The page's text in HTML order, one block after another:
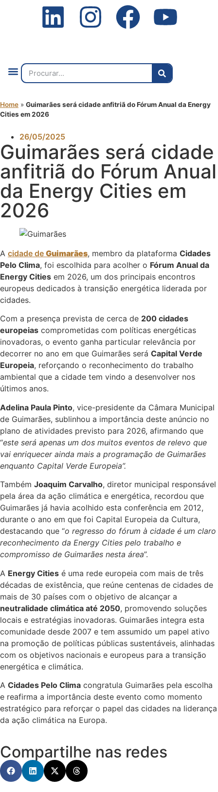
Home » Guimarães será cidade anfitriã do Fórum Anual da Energy
Cities em 2026
26/05/2025
Guimarães será cidade
anfitriã do Fórum Anual
da Energy Cities em
2026
A cidade de Guimarães, membro da plataforma Cidades
Pelo Clima, foi escolhida para acolher o Fórum Anual da
Energy Cities em 2026, um dos principais encontros
europeus dedicados à transição energética liderada por
cidades.
Com a presença prevista de cerca de 200 cidades
europeias comprometidas com políticas energéticas
inovadoras, o evento ganha particular relevância por
decorrer no ano em que Guimarães será Capital Verde
Europeia, reforçando o reconhecimento do trabalho
ambiental que a cidade tem vindo a desenvolver nos
últimos anos.
Adelina Paula Pinto, vice-presidente da Câmara Municipal
de Guimarães, sublinhou a importância deste anúncio no
plano de atividades previsto para 2026, afirmando que
“este será apenas um dos muitos eventos de relevo que
vai enriquecer ainda mais a programação de Guimarães
enquanto Capital Verde Europeia”.
Também Joaquim Carvalho, diretor municipal responsável
pela área da ação climática e energética, recordou que
Guimarães já havia acolhido esta conferência em 2012,
durante o ano em que foi Capital Europeia da Cultura,
destacando que “o regresso do fórum à cidade é um claro
reconhecimento da Energy Cities pelo trabalho e
compromisso de Guimarães nesta área”.
A Energy Cities é uma rede europeia com mais de três
décadas de existência, que reúne centenas de cidades de
mais de 30 países com o objetivo de alcançar a
neutralidade climática até 2050, promovendo soluções
locais e estratégias inovadoras. Guimarães integra esta
comunidade desde 2007 e tem assumido um papel ativo
na promoção de políticas públicas sustentáveis, alinhadas
com os objetivos nacionais e europeus para a transição
energética e climática.
A Cidades Pelo Clima congratula Guimarães pela escolha
e reafirma a importância deste evento como momento
estratégico para reforçar o papel das cidades na liderança
da ação climática na Europa.
Compartilhe nas redes